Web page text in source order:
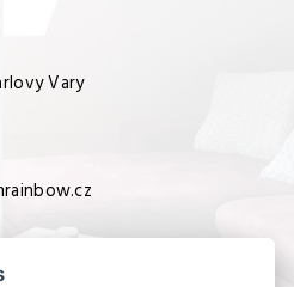
Vary